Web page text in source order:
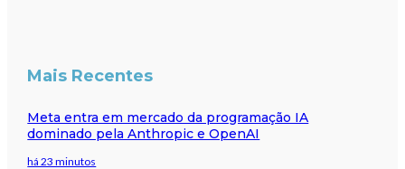
Mais Recentes
Meta entra em mercado da programação IA
dominado pela Anthropic e OpenAI
há 23 minutos